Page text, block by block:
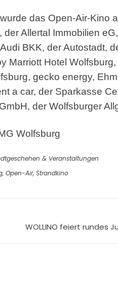
das Open-Air-Kino
der Allertal Immobilien
BKK, der Autostadt,
Marriott Hotel
gecko energy,
a car, der Sparkasse
der Wolfsburger
Wolfsburg
& Veranstaltungen
, Open-Air, Strandkino
WOLLINO feiert rundes